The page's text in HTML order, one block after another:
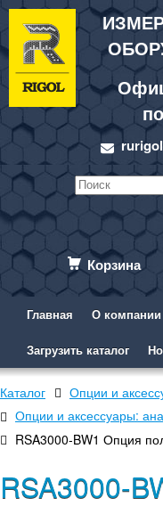
Корзина
Главная О компании
Загрузить каталог
Каталог
Опции и
Опции и аксессуары:
RSA3000-BW1 Опция
RSA3000-